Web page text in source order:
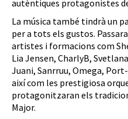
autèntiques protagonistes
La música també tindrà un
per a tots els gustos.
artistes i formacions com
Lia Jensen, CharlyB,
Juani, Sanrruu, Omega,
així com les prestigiosa
protagonitzaran els
Major.